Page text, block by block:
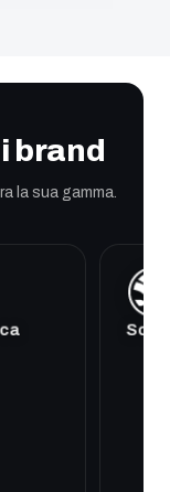
brand
la sua gamma.